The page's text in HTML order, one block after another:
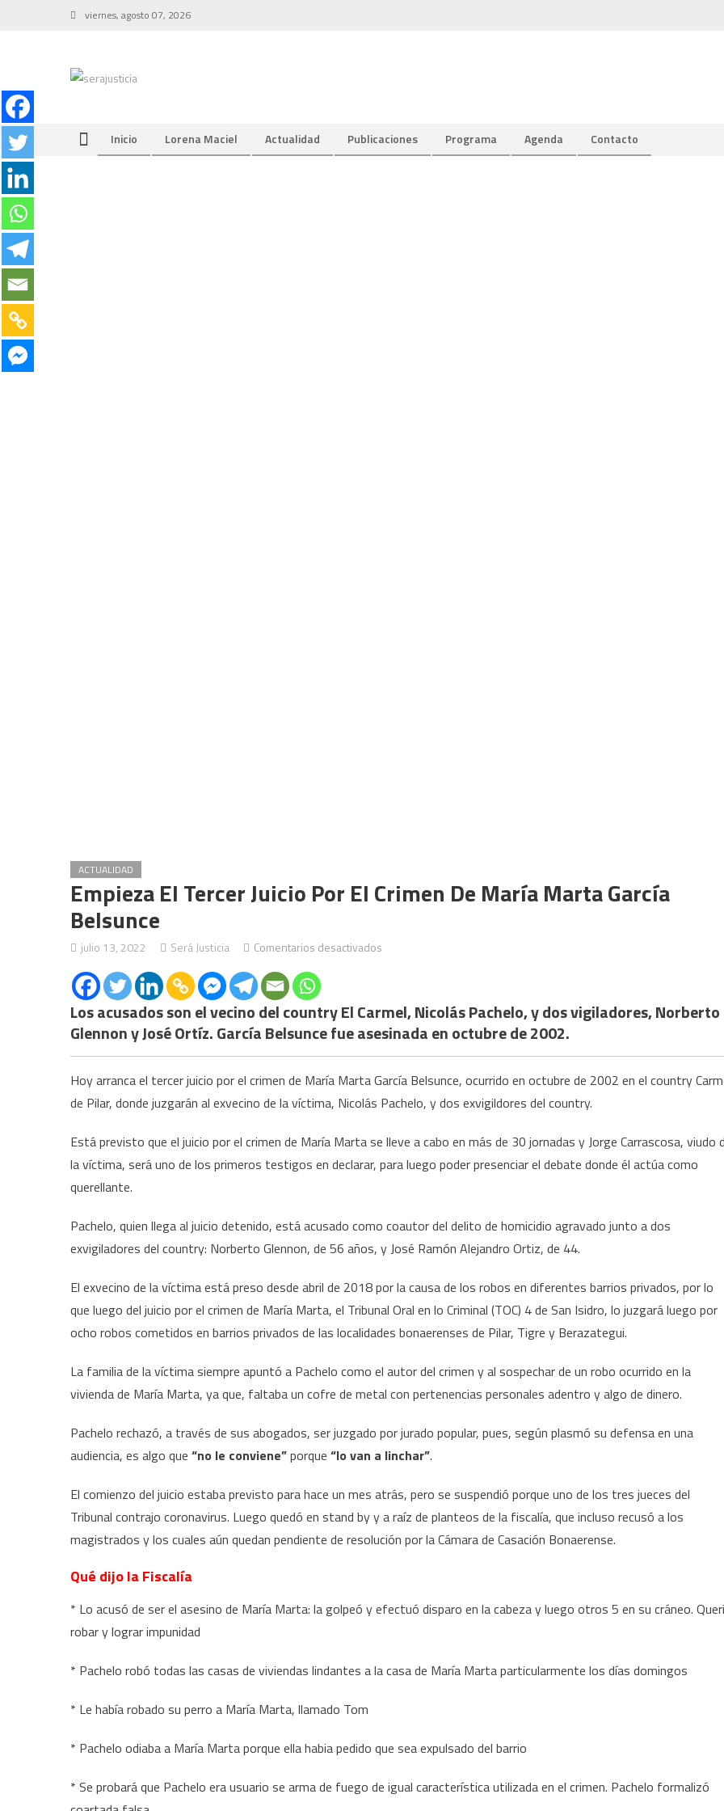
viernes, agosto 07, 2026
Inicio Lorena Maciel Actualidad Publicaciones Programa Agenda Contacto
ACTUALIDAD
Empieza El Tercer Juicio Por El Crimen De María Marta García
Belsunce
julio 13, 2022 Será Justicia Comentarios desactivados
tercer
juicio
crimen
de
Marta
García
Los acusados son el vecino del country El Carmel, Nicolás Pachelo, y dos vigiladores, Norberto
Glennon y José Ortíz. García Belsuncefue asesinada enoctubre de 2002.
Hoy arranca el tercer juicio por el crimen de María Marta García Belsunce, ocurrido en octubre de 2002 en el country
de Pilar, donde juzgarán al exvecino de la víctima, Nicolás Pachelo, y dos exvigildores del country.
Está previsto que el juicio por el crimen de María Marta se lleve a cabo en más de 30 jornadas y Jorge Carrascosa, viudo
la víctima, será uno de los primeros testigos en declarar, para luego poder presenciar el debate donde él actúa como
querellante.
Pachelo, quien llega al juicio detenido, está acusado como coautor del delito de homicidio agravado junto a dos
exvigiladores del country: Norberto Glennon, de 56 años, y José Ramón Alejandro Ortiz, de 44.
El exvecino de la víctima está preso desde abril de 2018 por la causa de los robos en diferentes barrios privados, por lo
que luego del juicio por el crimen de María Marta, el Tribunal Oral en lo Criminal (TOC) 4 de San Isidro, lo juzgará luego por
ocho robos cometidos en barrios privados de las localidades bonaerenses de Pilar, Tigre y Berazategui.
La familia de la víctima siempre apuntó a Pachelo como el autor del crimen y al sospechar de un robo ocurrido en la
vivienda de María Marta, ya que, faltaba un cofre de metal con pertenencias personales adentro y algo de dinero.
Pachelo rechazó, a través de sus abogados, ser juzgado por jurado popular, pues, según plasmó su defensa en una
audiencia, es algo que “no le conviene”porque “lo van a linchar”.
El comienzo del juicio estaba previsto para hace un mes atrás, pero se suspendió porque uno de los tres jueces del
Tribunal contrajo coronavirus. Luego quedó en stand by y a raíz de planteos de la fiscalía, que incluso recusó a los
magistrados y los cuales aún quedan pendiente de resolución por la Cámara de Casación Bonaerense.
Qué dijo la Fiscalía
* Lo acusó de ser el asesino de María Marta: la golpeó y efectuó disparo en la cabeza y luego otros 5 en su cráneo.
robar y lograr impunidad
* Pachelo robó todas las casas de viviendas lindantes a la casa de María Marta particularmente los días domingos
* Le había robado su perro a María Marta, llamado Tom
* Pachelo odiaba a María Marta porque ella habia pedido que sea expulsado del barrio
* Se probará que Pachelo era usuario se arma de fuego de igual característica utilizada en el crimen. Pachelo formalizó